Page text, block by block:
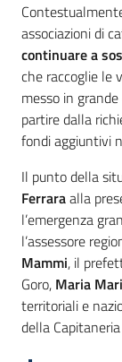
associazioni di
continuare a
che raccoglie le
messo in
partire dalla
fondi aggiuntivi
Il punto della
Ferraraalla
l’emergenza
l’assessore
Mammi, il
Goro, Maria
territoriali e
della